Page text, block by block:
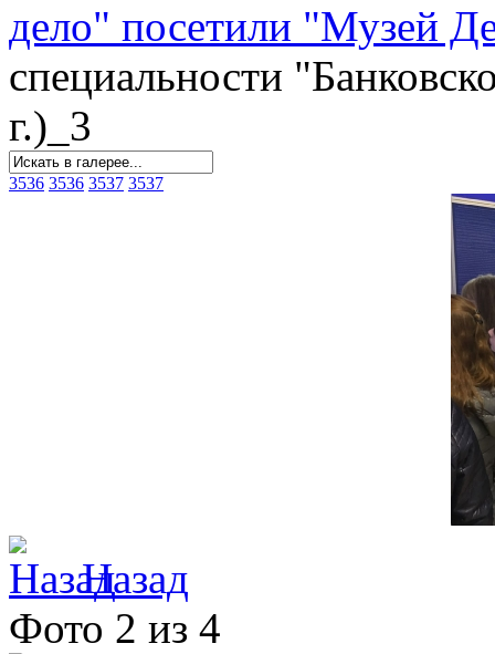
дело" посетили "Музей
специальности
г.)_3
3536 3536 3537 3537
Назад
Фото 2 из 4